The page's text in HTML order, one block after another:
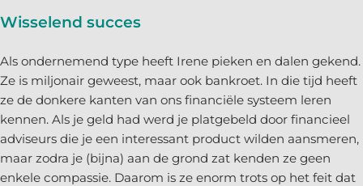
Wisselend succes
Als ondernemend type heeft Irene pieken en dalen gekend.
Ze is miljonair geweest, maar ook bankroet. In die tijd heeft
ze de donkere kanten van ons financiële systeem leren
kennen. Als je geld had werd je platgebeld door financieel
adviseurs die je een interessant product wilden aansmeren,
maar zodra je (bijna) aan de grond zat kenden ze geen
enkele compassie. Daarom is ze enorm trots op het feit dat